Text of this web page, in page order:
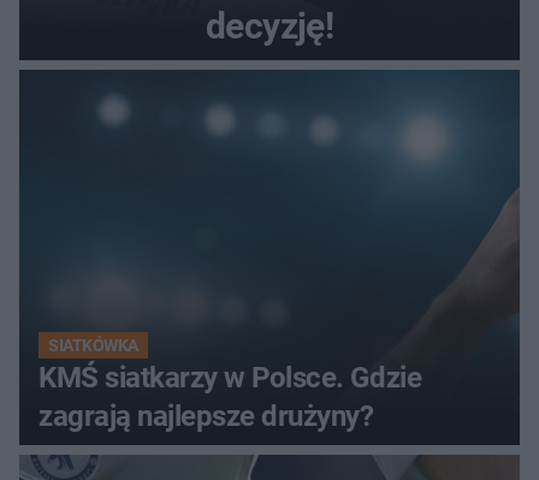
decyzję!
SIATKÓWKA
KMŚ siatkarzy w Polsce. Gdzie
zagrają najlepsze drużyny?